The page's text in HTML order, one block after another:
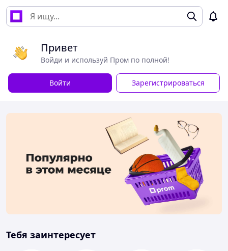
Привет
Войди и используй Пром по полной!
Войти Зарегистрироваться
Тебя заинтересует